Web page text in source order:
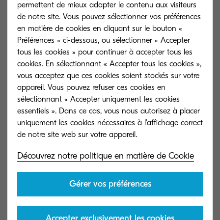
entraîné un recul des services publics et, sous la
pression exercée sur les services pour qu'ils soient
plus efficaces que jamais, la situation doit
changer. Aujourd'hui, avec un retour sur
investissement clair et d'innombrables exemples
de succès des plans de transformation
numérique dans le secteur privé, c'est le moment
idéal pour les organisations du secteur public
d'envisager un passage aux technologies de
pour la réduction des coûts et l'amélioration des
services pour les années à venir, les services
publics peuvent s'assurer qu'ils adaptent une
approche durable au défi de faire face aux
permettent de mieux adapter le contenu aux visiteurs
de notre site. Vous pouvez sélectionner vos préférences
en matière de cookies en cliquant sur le bouton «
Préférences » ci-dessous, ou sélectionner « Accepter
tous les cookies » pour continuer à accepter tous les
cookies. En sélectionnant « Accepter tous les cookies »,
vous acceptez que ces cookies soient stockés sur votre
appareil. Vous pouvez refuser ces cookies en
sélectionnant « Accepter uniquement les cookies
essentiels ». Dans ce cas, vous nous autorisez à placer
uniquement les cookies nécessaires à l'affichage correct
Découvrez notre politique en matière de Cookie
Gérer vos préférences